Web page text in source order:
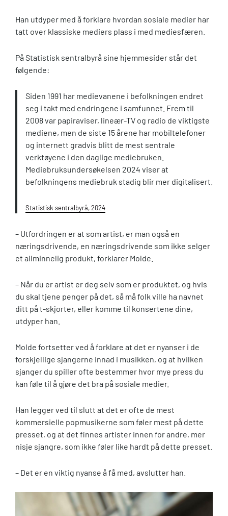
Han utdyper med å forklare hvordan sosiale medier har
tatt over klassiske mediers plass i med mediesfæren.
På Statistisk sentralbyrå sine hjemmesider står det
følgende:
Siden 1991 har medievanene i befolkningen endret
seg i takt med endringene i samfunnet. Frem til
2008 var papiraviser, lineær-TV og radio de viktigste
mediene, men de siste 15 årene har mobiltelefoner
og internett gradvis blitt de mest sentrale
verktøyene i den daglige mediebruken.
Mediebruksundersøkelsen 2024 viser at
befolkningens mediebruk stadig blir mer digitalisert.
Statistisk sentralbyrå, 2024
– Utfordringen er at som artist, er man også en
næringsdrivende, en næringsdrivende som ikke selger
et allminnelig produkt, forklarer Molde.
– Når du er artist er deg selv som er produktet, og hvis
du skal tjene penger på det, så må folk ville ha navnet
ditt på t-skjorter, eller komme til konsertene dine,
utdyper han.
Molde fortsetter ved å forklare at det er nyanser i de
forskjellige sjangerne innad i musikken, og at hvilken
sjanger du spiller ofte bestemmer hvor mye press du
kan føle til å gjøre det bra på sosiale medier.
Han legger ved til slutt at det er ofte de mest
kommersielle popmusikerne som føler mest på dette
presset, og at det finnes artister innen for andre, mer
nisje sjangre, som ikke føler like hardt på dette presset.
– Det er en viktig nyanse å få med, avslutter han.